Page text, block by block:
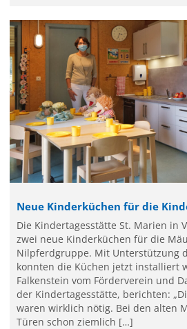
Neue Kinderküchen für die
Die Kindertagesstätte St. Marien in
zwei neue Kinderküchen für die
Nilpferdgruppe. Mit Unterstützung
konnten die Küchen jetzt installiert
Falkenstein vom Förderverein und
der Kindertagesstätte, berichten:
waren wirklich nötig. Bei den alten
Türen schon ziemlich […]